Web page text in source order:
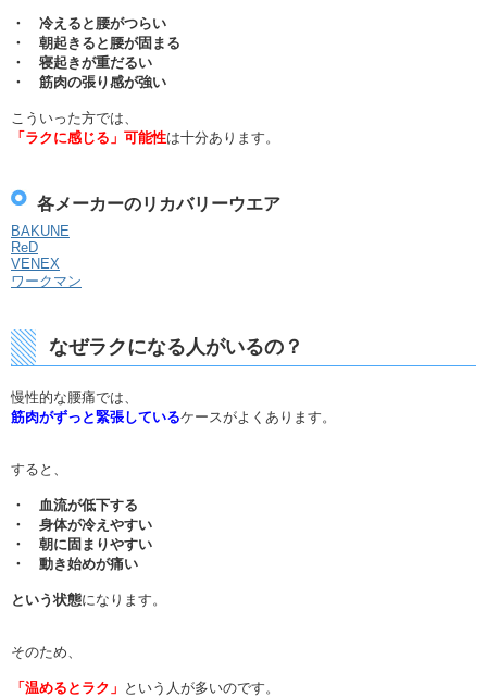
・ 冷えると腰がつらい
・ 朝起きると腰が固まる
・ 寝起きが重だるい
・ 筋肉の張り感が強い
こういった方では、
「ラクに感じる」可能性は十分あります。
各メーカーのリカバリーウエア
BAKUNE
ReD
VENEX
ワークマン
なぜラクになる人がいるの？
慢性的な腰痛では、
筋肉がずっと緊張しているケースがよくあります。
すると、
・ 血流が低下する
・ 身体が冷えやすい
・ 朝に固まりやすい
・ 動き始めが痛い
という状態になります。
そのため、
「温めるとラク」 という人が多いのです。